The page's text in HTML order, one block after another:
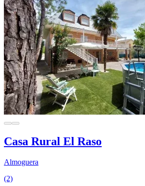
Casa Rural El Raso
Almoguera
(2)